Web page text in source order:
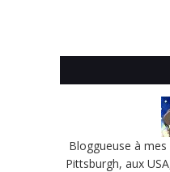
Bloggueuse à
Pittsburgh, aux